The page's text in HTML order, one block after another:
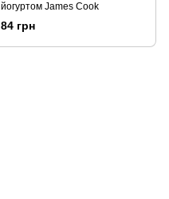
йогуртом James Cook
84 грн